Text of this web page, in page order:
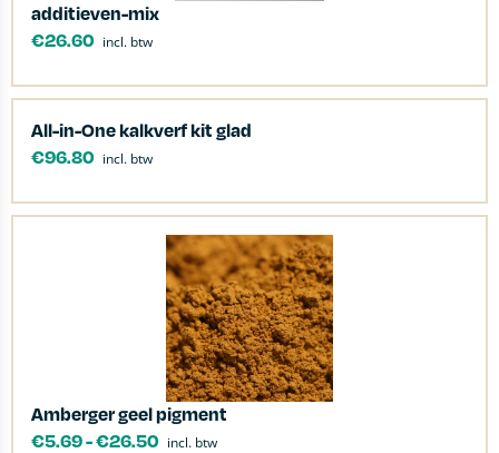
additieven-mix
€26.60 incl. btw
All-in-One kalkverf kit glad
€96.80 incl. btw
Amberger geel pigment
€5.69-€26.50 incl. btw